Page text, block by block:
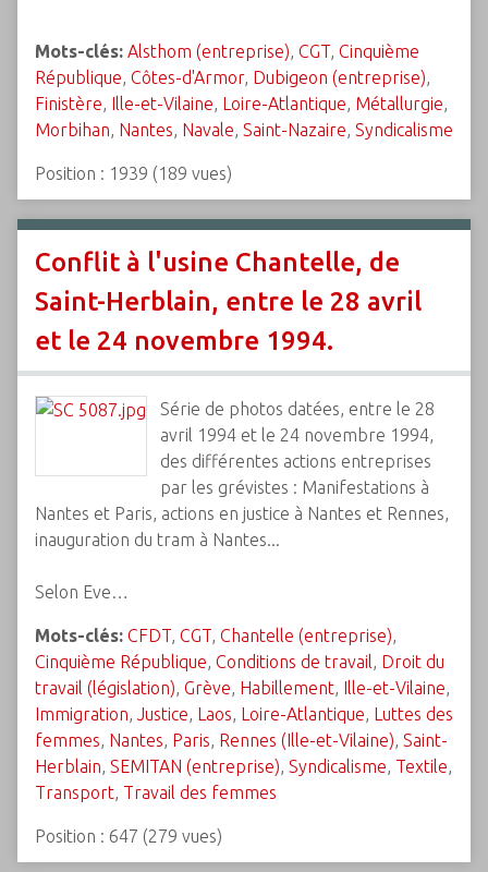
Mots-clés: Alsthom (entreprise), CGT, Cinquième
République, Côtes-d'Armor, Dubigeon (entreprise),
Finistère, Ille-et-Vilaine, Loire-Atlantique, Métallurgie,
Morbihan, Nantes, Navale, Saint-Nazaire, Syndicalisme
Position : 1939 (189 vues)
Conflit à l'usine Chantelle, de
Saint-Herblain, entre le 28 avril
et le 24 novembre 1994.
Série de photos datées, entre le 28
avril 1994 et le 24 novembre 1994,
des différentes actions entreprises
par les grévistes : Manifestations à
Nantes et Paris, actions en justice à Nantes et Rennes,
inauguration du tram à Nantes...
Selon Eve…
Mots-clés: CFDT, CGT, Chantelle (entreprise),
Cinquième République, Conditions de travail, Droit du
travail (législation), Grève, Habillement, Ille-et-Vilaine,
Immigration, Justice, Laos, Loire-Atlantique, Luttes des
femmes, Nantes, Paris, Rennes (Ille-et-Vilaine), Saint-
Herblain, SEMITAN (entreprise), Syndicalisme, Textile,
Transport, Travail des femmes
Position : 647 (279 vues)